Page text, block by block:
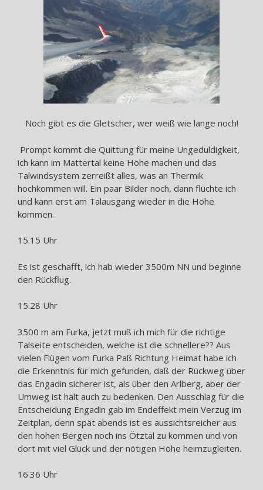
Noch gibt es die Gletscher, wer weiß wie lange noch!
Prompt kommt die Quittung für meine Ungeduldigkeit,
ich kann im Mattertal keine Höhe machen und das
Talwindsystem zerreißt alles, was an Thermik
hochkommen will. Ein paar Bilder noch, dann flüchte ich
und kann erst am Talausgang wieder in die Höhe
kommen.
15.15 Uhr
Es ist geschafft, ich hab wieder 3500m NN und beginne
den Rückflug.
15.28 Uhr
3500 m am Furka, jetzt muß ich mich für die richtige
Talseite entscheiden, welche ist die schnellere?? Aus
vielen Flügen vom Furka Paß Richtung Heimat habe ich
die Erkenntnis für mich gefunden, daß der Rückweg über
das Engadin sicherer ist, als über den Arlberg, aber der
Umweg ist halt auch zu bedenken. Den Ausschlag für die
Entscheidung Engadin gab im Endeffekt mein Verzug im
Zeitplan, denn spät abends ist es aussichtsreicher aus
den hohen Bergen noch ins Ötztal zu kommen und von
dort mit viel Glück und der nötigen Höhe heimzugleiten.
16.36 Uhr